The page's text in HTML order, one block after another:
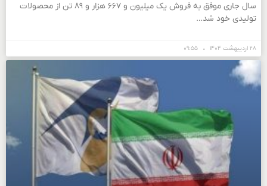
سال جاری موفق به فروش یک میلیون و ۶۶۷ هزار و ۸۹ تن از محصولات
تولیدی خود شد…
۲۸ اردیبهشت ۱۴۰۴